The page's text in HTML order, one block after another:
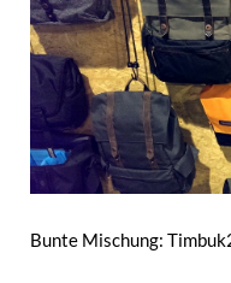
Bunte Mischung: